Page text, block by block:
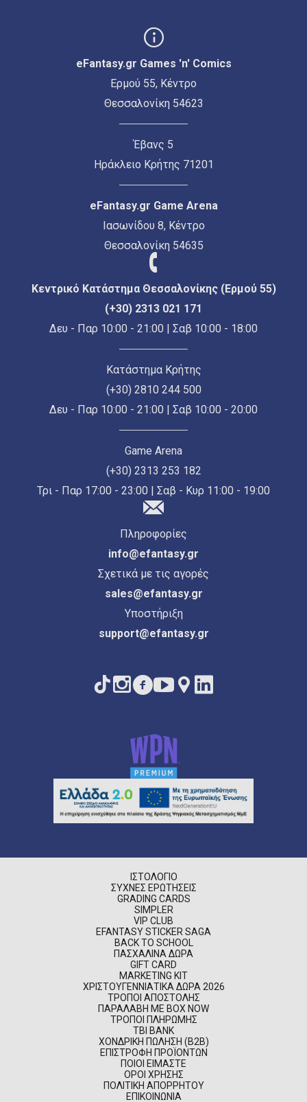
eFantasy.gr Games 'n' Comics
Ερμού 55, Κέντρο
Θεσσαλονίκη 54623
Έβανς 5
Ηράκλειο Κρήτης 71201
eFantasy.gr Game Arena
Ιασωνίδου 8, Κέντρο
Θεσσαλονίκη 54635
Κεντρικό Κατάστημα Θεσσαλονίκης (Ερμού 55)
(+30) 2313 021 171
Δευ - Παρ 10:00 - 21:00 | Σαβ 10:00 - 18:00
Κατάστημα Κρήτης
(+30) 2810 244 500
Δευ - Παρ 10:00 - 21:00 | Σαβ 10:00 - 20:00
Game Arena
(+30) 2313 253 182
Τρι - Παρ 17:00 - 23:00 | Σαβ - Κυρ 11:00 - 19:00
Πληροφορίες
info@efantasy.gr
Σχετικά με τις αγορές
sales@efantasy.gr
Υποστήριξη
support@efantasy.gr
ΙΣΤΟΛΌΓΙΟ
ΣΥΧΝΈΣ ΕΡΩΤΉΣΕΙΣ
GRADING CARDS
SIMPLER
VIP CLUB
EFANTASY STICKER SAGA
BACK TO SCHOOL
ΠΑΣΧΑΛΙΝΆ ΔΏΡΑ
GIFT CARD
MARKETING KIT
ΧΡΙΣΤΟΥΓΕΝΝΙΆΤΙΚΑ ΔΏΡΑ 2026
ΤΡΌΠΟΙ ΑΠΟΣΤΟΛΉΣ
ΠΑΡΑΛΑΒΉ ΜΕ BOX NOW
ΤΡΌΠΟΙ ΠΛΗΡΩΜΉΣ
TBI BANK
ΧΟΝΔΡΙΚΉ ΠΏΛΗΣΗ (B2B)
ΕΠΙΣΤΡΟΦΉ ΠΡΟΪΌΝΤΩΝ
ΠΟΙΟΊ ΕΊΜΑΣΤΕ
ΌΡΟΙ ΧΡΉΣΗΣ
ΠΟΛΙΤΙΚΉ ΑΠΟΡΡΉΤΟΥ
ΕΠΙΚΟΙΝΩΝΊΑ